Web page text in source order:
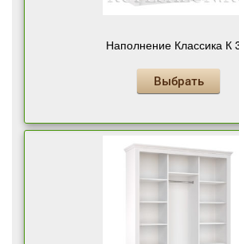
Наполнение Классика К
Выбрать